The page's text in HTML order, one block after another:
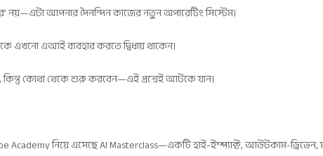
আপনার দৈনন্দিন কাজের নতুন অপারেটিং সিস্টেম।
এখনো এআই ব্যবহার করতে দ্বিধায় থাকেন।
কোথা থেকে শুরু করবেন—এই প্রশ্নেই আটকে যান।
Academy নিয়ে এসেছে AI Masterclass—একটি হাই-ইম্প্যাক্ট, আউটকাম-ড্রিভেন,